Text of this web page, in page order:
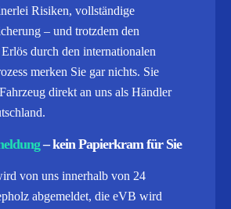
Risiken, vollständige
– und trotzdem den
durch den internationalen
merken Sie gar nichts. Sie
direkt an uns als Händler
– kein Papierkram für Sie
von uns innerhalb von 24
abgemeldet, die eVB wird